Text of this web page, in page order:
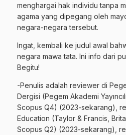
menghargai hak individu tanpa
agama yang dipegang oleh
negara-negara tersebut.
Ingat, kembali ke judul awal
negara mawa tata. Ini info dari
Begitu!
-Penulis adalah reviewer di
Dergisi (Pegem Akademi
Scopus Q4) (2023-sekarang),
Education (Taylor & Francis,
Scopus Q2) (2023-sekarang),